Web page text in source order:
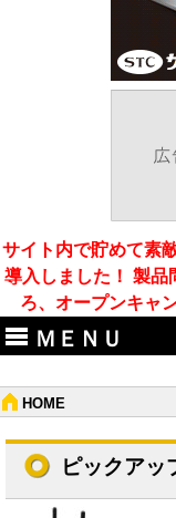
サイト内で貯めて素
導入しました！ 製品
ろ、オープンキャ
ＭＥＮＵ
HOME
ピックアッ